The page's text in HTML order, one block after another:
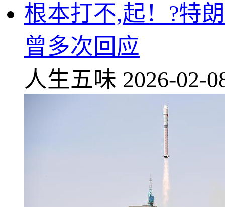
根本打不,起！?特
曾多次回应
人生五味 2026-02-